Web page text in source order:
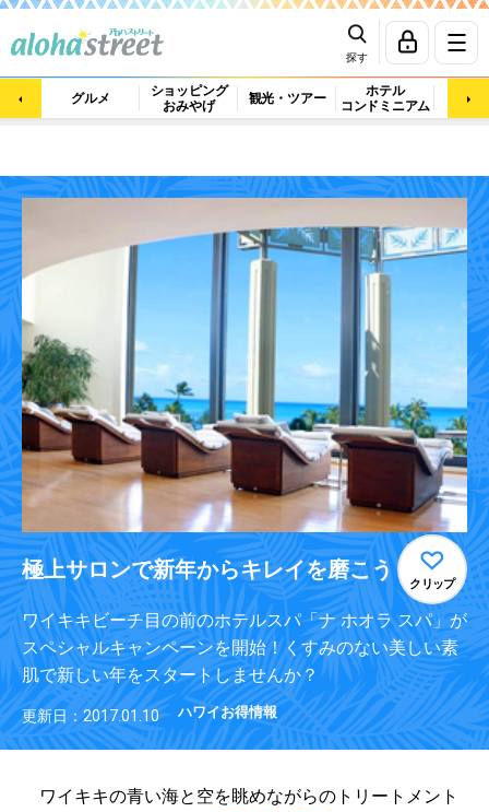
探す
グルメ
ショッピング
おみやげ
観光・ツアー
ホテル
コンドミニアム
マッ
極上サロンで新年からキレイを磨こう
クリップ
ワイキキビーチ目の前のホテルスパ「ナ ホオラ スパ」が
スペシャルキャンペーンを開始！くすみのない美しい素
肌で新しい年をスタートしませんか？
更新日：2017.01.10 ハワイお得情報
ワイキキの青い海と空を眺めながらのトリートメント